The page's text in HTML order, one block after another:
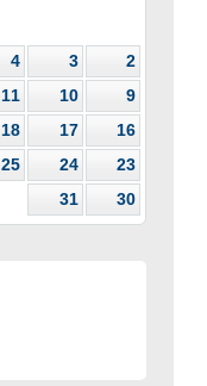
2
3
4
9
10
11
16
17
18
23
24
25
30
31